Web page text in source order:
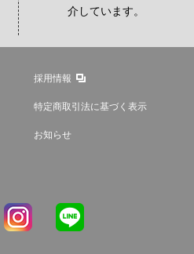
介しています。
採用情報
特定商取引法に基づく表示
お知らせ